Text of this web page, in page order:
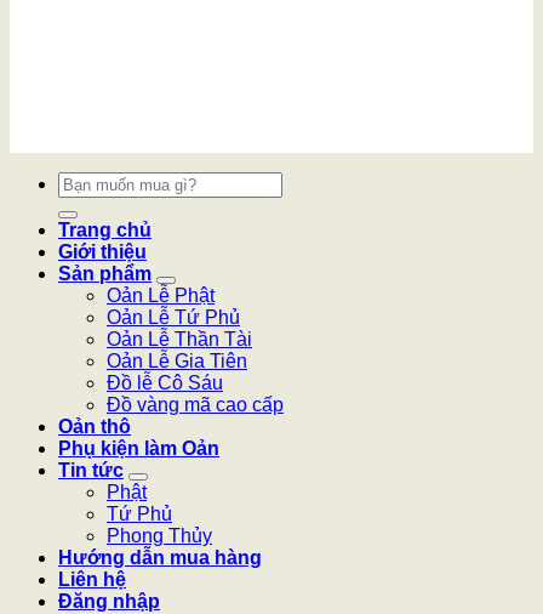
Tìm
kiếm:
Trang chủ
Giới thiệu
Sản phẩm
Oản Lễ Phật
Oản Lễ Tứ Phủ
Oản Lễ Thần Tài
Oản Lễ Gia Tiên
Đồ lễ Cô Sáu
Đồ vàng mã cao cấp
Oản thô
Phụ kiện làm Oản
Tin tức
Phật
Tứ Phủ
Phong Thủy
Hướng dẫn mua hàng
Liên hệ
Đăng nhập